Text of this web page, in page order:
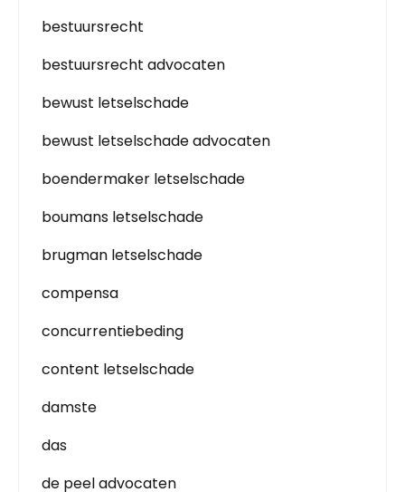
bestuursrecht
bestuursrecht advocaten
bewust letselschade
bewust letselschade advocaten
boendermaker letselschade
boumans letselschade
brugman letselschade
compensa
concurrentiebeding
content letselschade
damste
das
de peel advocaten